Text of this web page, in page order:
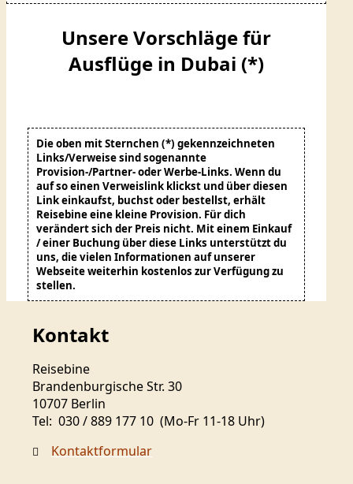
Unsere Vorschläge für
Ausflüge in Dubai (*)
Die oben mit Sternchen (*) gekennzeichneten
Links/Verweise sind sogenannte
Provision-/Partner- oder Werbe-Links. Wenn du
auf so einen Verweislink klickst und über diesen
Link einkaufst, buchst oder bestellst, erhält
Reisebine eine kleine Provision. Für dich
verändert sich der Preis nicht. Mit einem Einkauf
/ einer Buchung über diese Links unterstützt du
uns, die vielen Informationen auf unserer
Webseite weiterhin kostenlos zur Verfügung zu
stellen.
Kontakt
Reisebine
Brandenburgische Str. 30
10707 Berlin
Tel:030 / 889 177 10 (Mo-Fr 11-18 Uhr)
Kontaktformular